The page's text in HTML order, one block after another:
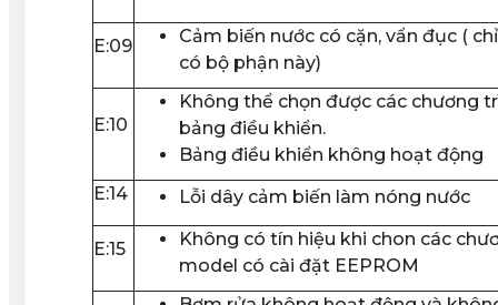
E:09
Cảm biến nước có cặn, vẩn đục (
có bộ phận này)
E:10
Không thể chọn được các chương
bảng điều khiển.
Bảng điều khiển không hoạt động
E:14
Lỗi dây cảm biến làm nóng nước
E:15
Không có tín hiệu khi chon các
model có cài đặt EEPROM